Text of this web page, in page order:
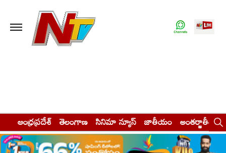
ఆంధ్రప్రదేశ్ తెలంగాణ సినిమా న్యూస్ జాతీయం అంతర్జాతీయం